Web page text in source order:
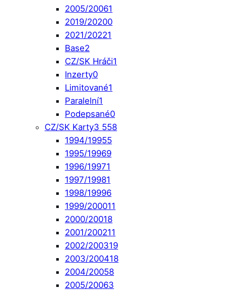
2005/20061
2019/20200
2021/20221
Base2
CZ/SK Hráči1
Inzerty0
Limitované1
Paralelní1
Podepsané0
CZ/SK Karty3 558
1994/19955
1995/19969
1996/19971
1997/19981
1998/19996
1999/200011
2000/20018
2001/200211
2002/200319
2003/200418
2004/20058
2005/20063